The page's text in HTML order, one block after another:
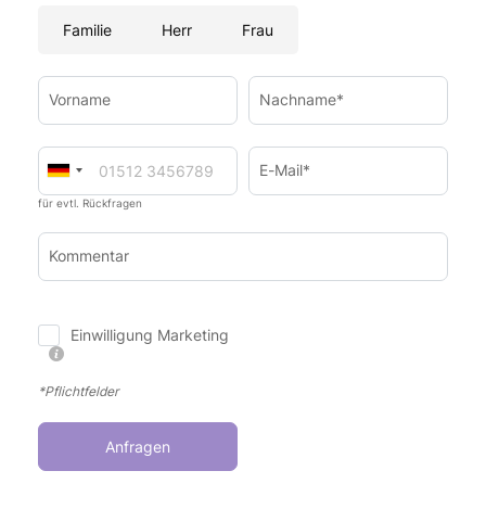
Familie Herr Frau
Vorname Nachname*
für evtl. Rückfragen
E-Mail*
Kommentar
Einwilligung Marketing
*Pflichtfelder
Anfragen